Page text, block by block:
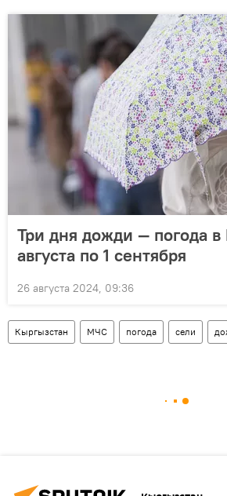
Три дня дожди — погода
августа по 1 сентября
26 августа 2024, 09:36
Кыргызстан МЧС погода сели